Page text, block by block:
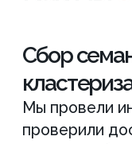
запросам, что
SEO поставщика
где шаблонные
теряют
подготовили и
разделов каталога.
в том, чтобы